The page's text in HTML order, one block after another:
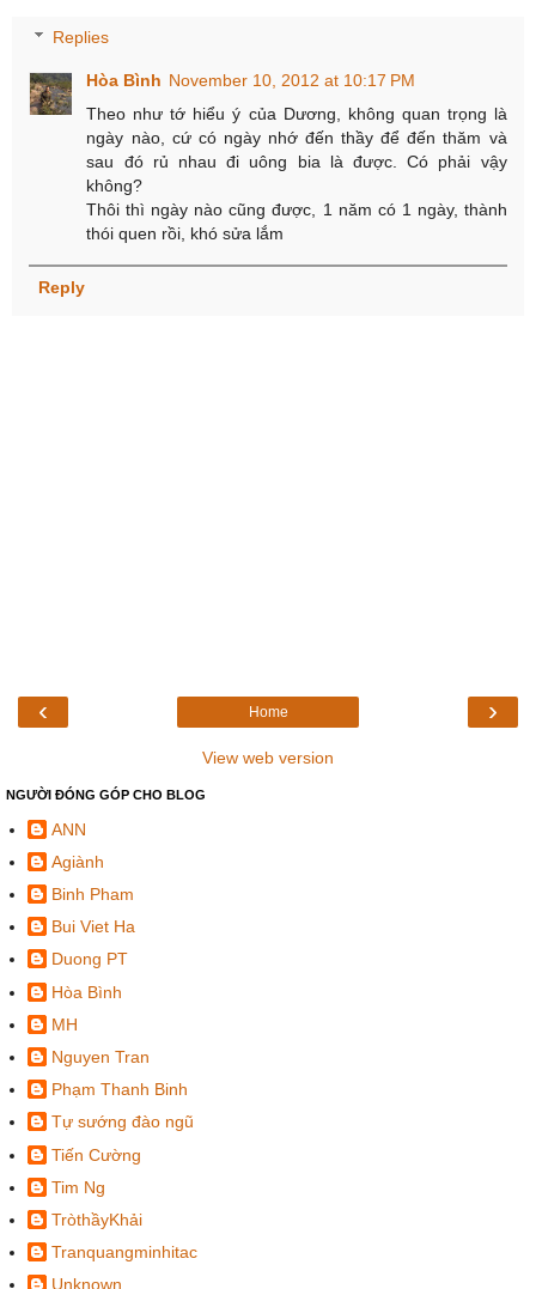
Replies
Hòa Bình November 10, 2012 at 10:17 PM
Theo như tớ hiểu ý của Dương, không quan trọng là
ngày nào, cứ có ngày nhớ đến thầy để đến thăm và
sau đó rủ nhau đi uông bia là được. Có phải vậy
không?
Thôi thì ngày nào cũng được, 1 năm có 1 ngày, thành
thói quen rồi, khó sửa lắm
Reply
‹ ›
Home
View web version
NGƯỜI ĐÓNG GÓP CHO BLOG
ANN
Agiành
Binh Pham
Bui Viet Ha
Duong PT
Hòa Bình
MH
Nguyen Tran
Phạm Thanh Binh
Tự sướng đào ngũ
Tiến Cường
Tim Ng
TròthầyKhải
Tranquangminhitac
Unknown